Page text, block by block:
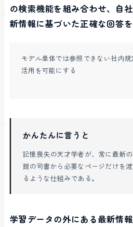
の検索機能を組み合わせ、自
新情報に基づいた正確な回答
モデル単体では参照できない社内
活用を可能にする
かんたんに言うと
記憶喪失の天才学者が、常に最新
館の司書から必要なページだけを
るような仕組みである。
学習データの外にある最新情